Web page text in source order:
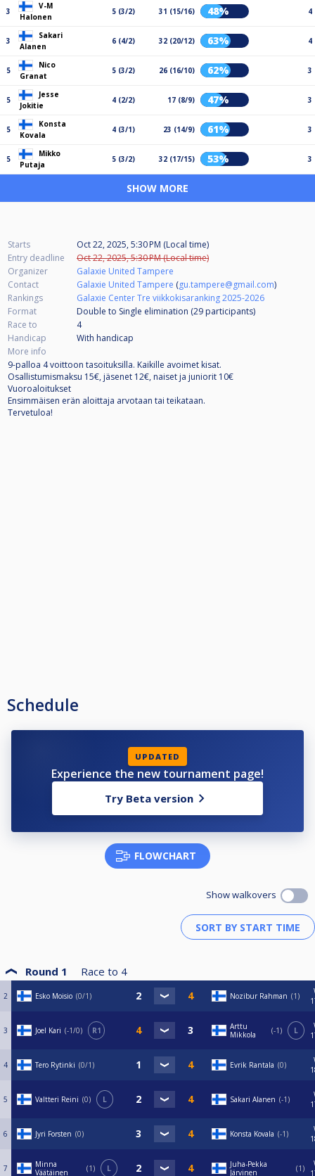
3
V-M
Halonen
5 (3/2) 31 (15/16) 48% 4
3
Sakari
Alanen
6 (4/2) 32 (20/12) 63% 4
5
Nico
Granat
5 (3/2) 26 (16/10) 62% 3
5
Jesse
Jokitie
4 (2/2) 17 (8/9) 47% 3
5
Konsta
Kovala
4 (3/1) 23 (14/9) 61% 3
5
Mikko
Putaja
5 (3/2) 32 (17/15) 53% 3
SHOW MORE
Starts
Oct 22, 2025, 5:30 PM (Local time)
Entry deadline
Oct 22, 2025, 5:30 PM (Local time)
Organizer
Galaxie United Tampere
Contact
Galaxie United Tampere (gu.tampere@gmail.com)
Rankings
Galaxie Center Tre viikkokisaranking 2025-2026
Format
Double to Single elimination (29 participants)
Race to
4
Handicap
With handicap
More info
9-palloa 4 voittoon tasoituksilla. Kaikille avoimet kisat.
Osallistumismaksu 15€, jäsenet 12€, naiset ja juniorit 10€
Vuoroaloitukset
Ensimmäisen erän aloittaja arvotaan tai teikataan.
Tervetuloa!
Schedule
UPDATED
Experience the new tournament page!
Try Beta version
FLOWCHART
Show walkovers
Round 1 Race to 4
2 Esko Moisio 0/1 Nozibur Rahman 1
3 Joel Kari -1/0 R1
Arttu
Mikkola
-1 L
4 Tero Rytinki 0/1 Evrik Rantala 0
5 Valtteri Reini 0 L Sakari Alanen -1
6 Jyri Forsten 0 Konsta Kovala -1
7
Minna
Väätäinen
1 L
Juha-Pekka
Järvinen
1